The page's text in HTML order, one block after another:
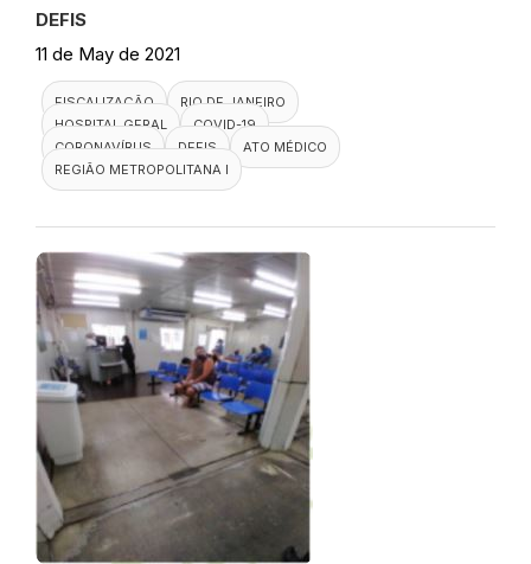
DEFIS
11 de May de 2021
FISCALIZAÇÃO
RIO DE JANEIRO
HOSPITAL GERAL
COVID-19
CORONAVÍRUS
DEFIS
ATO MÉDICO
REGIÃO METROPOLITANA I